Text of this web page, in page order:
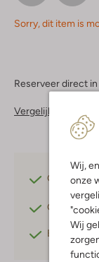
Wij,
onze
Wij
Sorry, dit item is
Reserveer direct
Vergelijkbare items
Gratis
Gratis
Betaal